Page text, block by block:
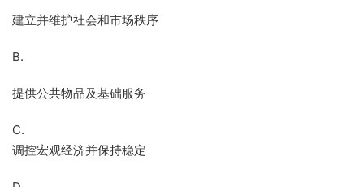
建立并维护社会和市场秩序
B.
提供公共物品及基础服务
C.
调控宏观经济并保持稳定